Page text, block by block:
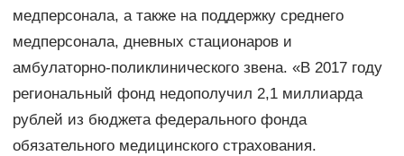
медперсонала, а также на поддержку среднего
медперсонала, дневных стационаров и
амбулаторно-поликлинического звена. «В 2017 году
региональный фонд недополучил 2,1 миллиарда
рублей из бюджета федерального фонда
обязательного медицинского страхования.